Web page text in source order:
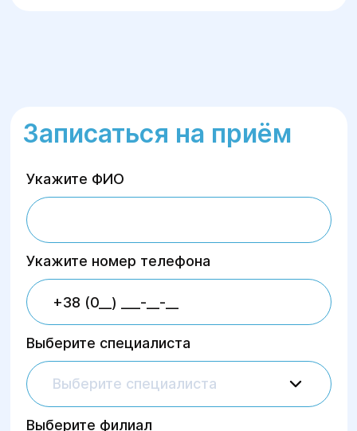
Записаться на приём
Укажите ФИО
Укажите номер телефона
Выберите специалиста
Выберите специалиста
Выберите филиал